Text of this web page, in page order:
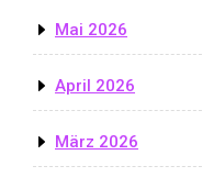
Mai 2026
April 2026
März 2026